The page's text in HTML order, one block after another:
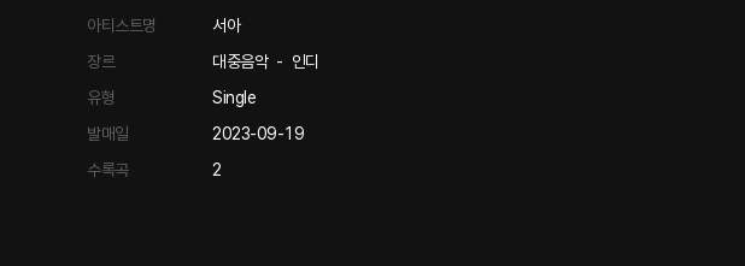
아티스트명
서아
장르
대중음악- 인디
유형
Single
발매일
2023-09-19
수록곡
2